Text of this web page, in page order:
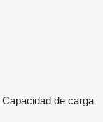
Capacidad de carga